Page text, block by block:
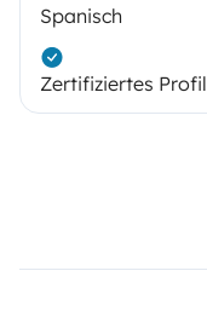
Spanisch
Zertifiziertes Profil